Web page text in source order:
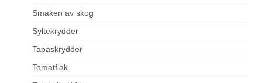
Smaken av skog
Syltekrydder
Tapaskrydder
Tomatflak